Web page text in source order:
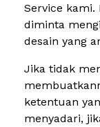
Service kami.
diminta
desain yang
Jika tidak
ketentuan
menyadari,